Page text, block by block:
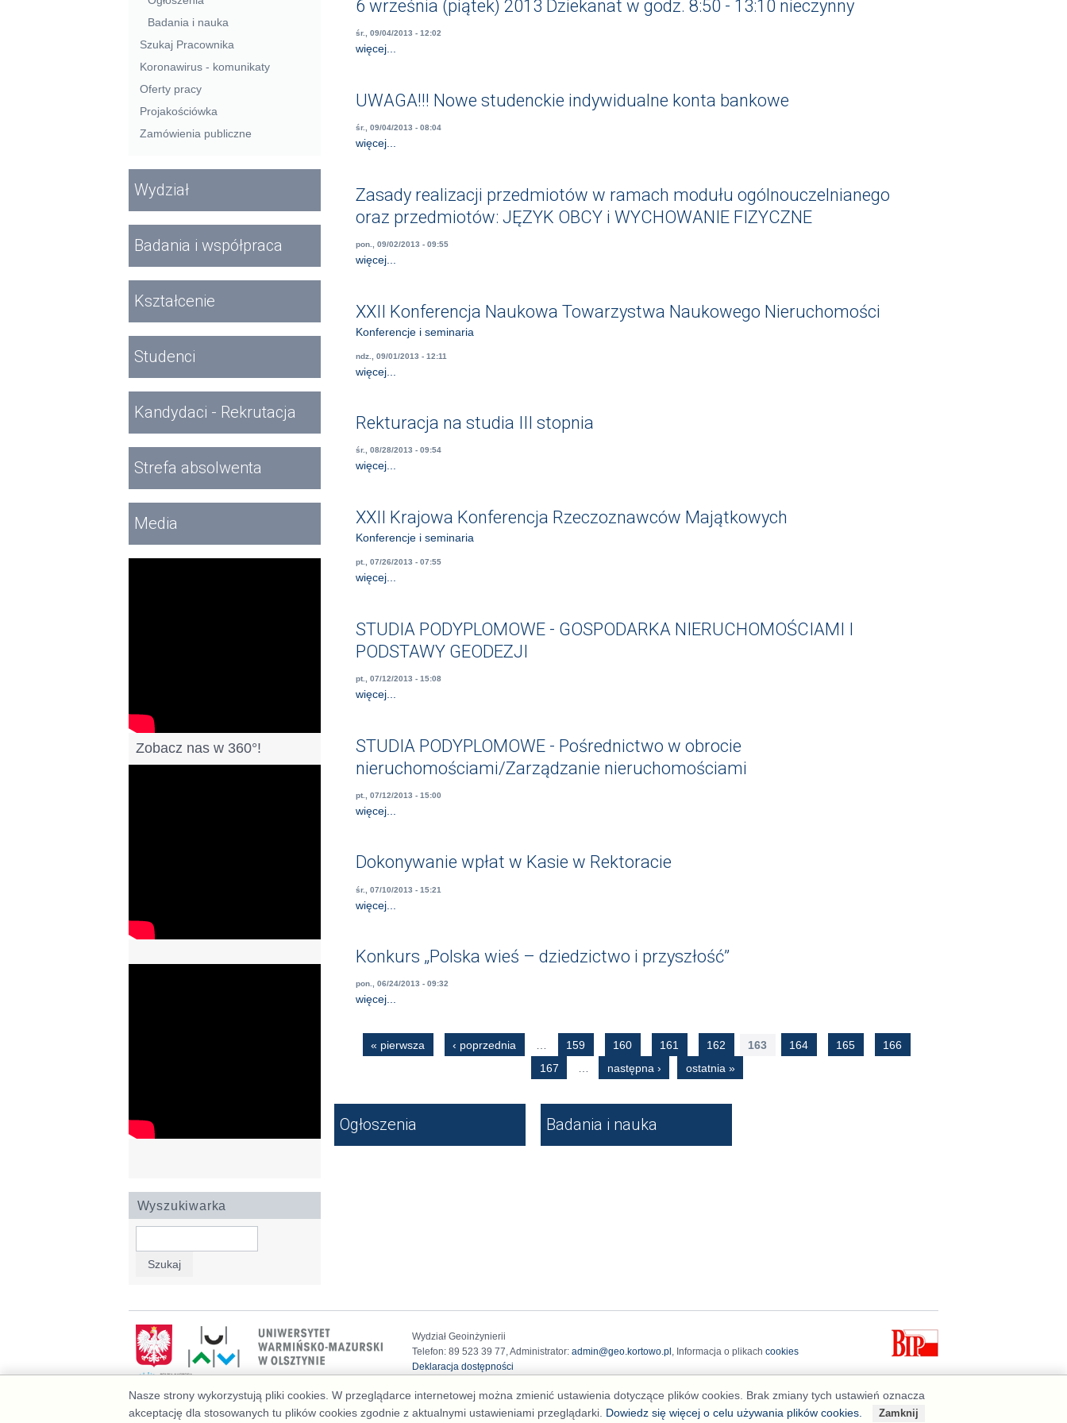
Badania i nauka
Szukaj Pracownika
Koronawirus - komunikaty
Oferty pracy
Projakościówka
Zamówienia publiczne
Wydział
Badania i współpraca
Kształcenie
Studenci
Kandydaci - Rekrutacja
Strefa absolwenta
Media
Zobacz nas w 360°!
Wyszukiwarka
6 września (piątek) 2013 Dziekanat w godz. 8:50 - 13:10 nieczynny
śr., 09/04/2013 - 12:02
więcej...
UWAGA!!! Nowe studenckie indywidualne konta bankowe
śr., 09/04/2013 - 08:04
więcej...
Zasady realizacji przedmiotów w ramach modułu ogólnouczelnianego
oraz przedmiotów: JĘZYK OBCY i WYCHOWANIE FIZYCZNE
pon., 09/02/2013 - 09:55
więcej...
XXII Konferencja Naukowa Towarzystwa Naukowego Nieruchomości
Konferencje i seminaria
ndz., 09/01/2013 - 12:11
więcej...
Rekturacja na studia III stopnia
śr., 08/28/2013 - 09:54
więcej...
XXII Krajowa Konferencja Rzeczoznawców Majątkowych
Konferencje i seminaria
pt., 07/26/2013 - 07:55
więcej...
STUDIA PODYPLOMOWE - GOSPODARKA NIERUCHOMOŚCIAMI I
PODSTAWY GEODEZJI
pt., 07/12/2013 - 15:08
więcej...
STUDIA PODYPLOMOWE - Pośrednictwo w obrocie
nieruchomościami/Zarządzanie nieruchomościami
pt., 07/12/2013 - 15:00
więcej...
Dokonywanie wpłat w Kasie w Rektoracie
śr., 07/10/2013 - 15:21
więcej...
Konkurs „Polska wieś – dziedzictwo i przyszłość”
pon., 06/24/2013 - 09:32
więcej...
Strony
« pierwsza ‹ poprzednia 159 160 161 162 163 164 165
166
167
następna › ostatnia »
Ogłoszenia Badania i nauka
Wydział Geoinżynierii
Telefon: 89 523 39 77, Administrator: admin@geo.kortowo.pl , Informacja o plikach cookies
Deklaracja dostępności
Nasze strony wykorzystują pliki cookies. W przeglądarce internetowej można zmienić ustawienia dotyczące plików cookies. Brak zmiany tych ustawień oznacza
akceptację dla stosowanych tu plików cookies zgodnie z aktualnymi ustawieniami przeglądarki. Dowiedz się więcej o celu używania plików cookies.